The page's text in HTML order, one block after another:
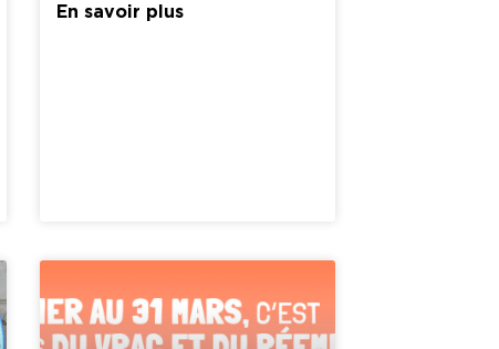
En savoir plus